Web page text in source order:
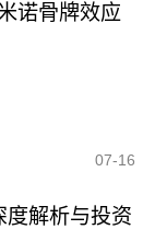
诺骨牌效应
07-16
度解析与投资